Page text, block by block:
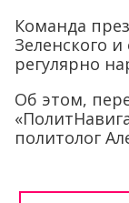
Команда
Зеленского и
регулярно
Об этом,
политолог